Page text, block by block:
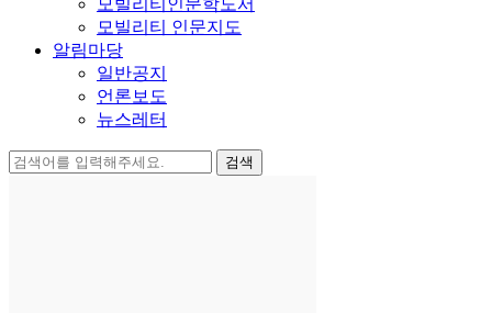
모빌리티인문학도서
모빌리티 인문지도
알림마당
일반공지
언론보도
뉴스레터
검